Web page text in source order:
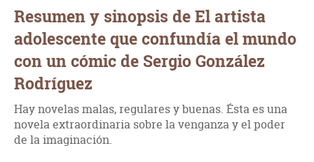
Resumen y sinopsis de El artista
adolescente que confundía el mundo
con un cómic de Sergio González
Rodríguez
Hay novelas malas, regulares y buenas. Ésta es una
novela extraordinaria sobre la venganza y el poder
de la imaginación.